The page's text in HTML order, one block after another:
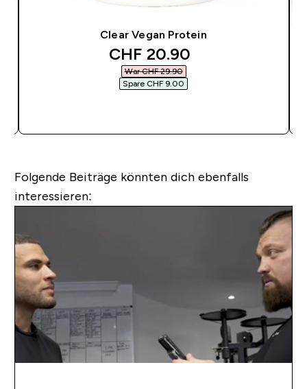
Clear Vegan Protein
discounted price
CHF 20.90‎
War CHF 29.90‎
Spare CHF 9.00‎
Folgende Beiträge könnten dich ebenfalls
interessieren: